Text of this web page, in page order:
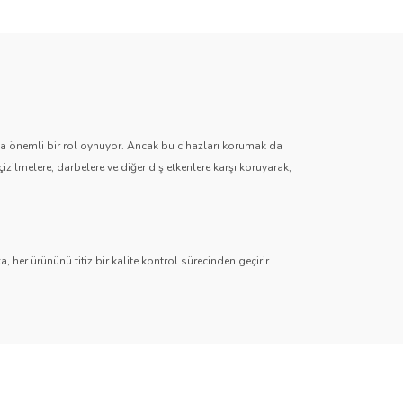
önemli bir rol oynuyor. Ancak bu cihazları korumak da
darbelere ve diğer dış etkenlere karşı koruyarak,
her ürününü titiz bir kalite kontrol sürecinden geçirir.
sistemlerinden dijital gösterge ekranlarına kadar her